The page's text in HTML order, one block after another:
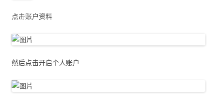
点击账户资料
然后点击开启个人账户